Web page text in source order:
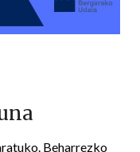
Beharrezko